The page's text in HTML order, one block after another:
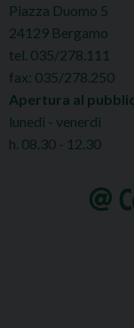
Piazza Duomo 5
24129 Bergamo
tel. 035/278.111
fax: 035/278.250
Apertura al
lunedì - venerdì
h. 08.30 - 12.30